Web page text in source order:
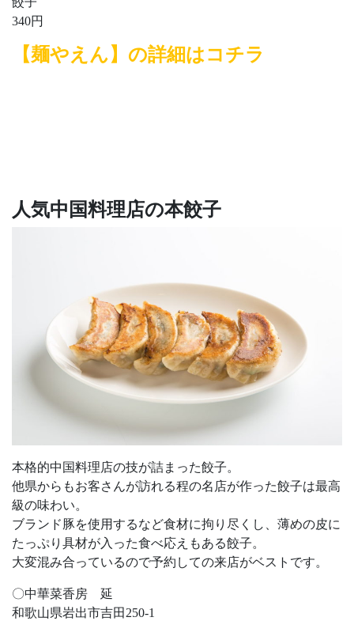
340円
【麺やえん】の詳細はコチラ
人気中国料理店の本餃子
本格的中国料理店の技が詰まった餃子。
他県からもお客さんが訪れる程の名店が作った餃子は最高
級の味わい。
ブランド豚を使用するなど食材に拘り尽くし、薄めの皮に
たっぷり具材が入った食べ応えもある餃子。
大変混み合っているので予約しての来店がベストです。
〇中華菜香房 延
和歌山県岩出市吉田250-1